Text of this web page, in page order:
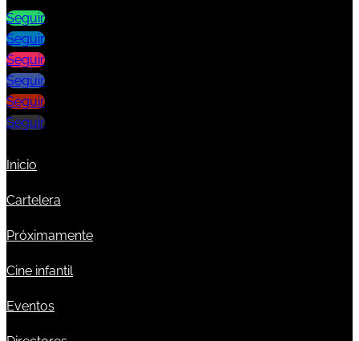
Seguir
Seguir
Seguir
Seguir
Seguir
Seguir
Inicio
Cartelera
Próximamente
Cine infantil
Eventos